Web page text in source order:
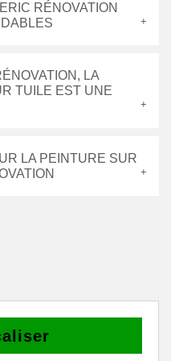
RÉNOVATION
LA
TUILE EST UNE
LA PEINTURE SUR